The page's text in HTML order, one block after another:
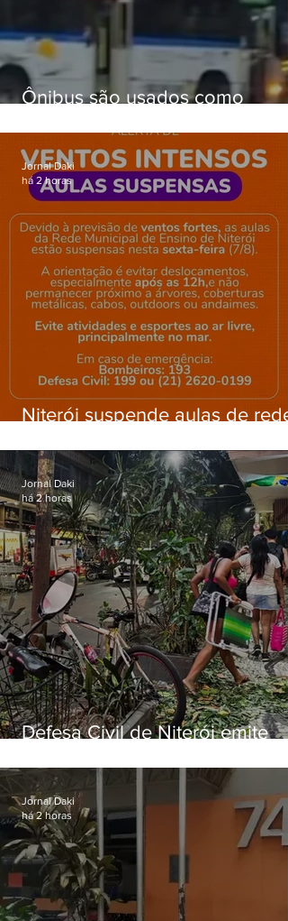
Ônibus são usados como
Gardênia Azul
Niterói suspende aulas de rede
ventos fortes nesta sexta (7)
Jornal Daki
há 2 horas
Defesa Civil de Niterói emite
sexta-feira (07)
Jornal Daki
há 2 horas
Jornal Daki
há 2 horas